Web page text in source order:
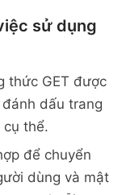
sử dụng
thức GET được
dấu trang
cụ thể.
để chuyển
dùng và mật